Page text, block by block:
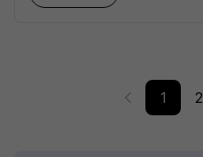
1 2